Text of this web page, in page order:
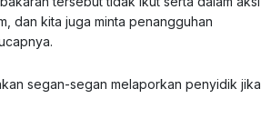
dan kita juga minta penangguhan
segan-segan melaporkan penyidik jika